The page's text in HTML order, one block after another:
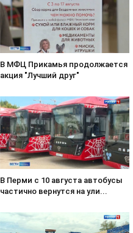
В МФЦ Прикамья продолжается
акция "Лучший друг"
В Перми с 10 августа автобусы
частично вернутся на ули...